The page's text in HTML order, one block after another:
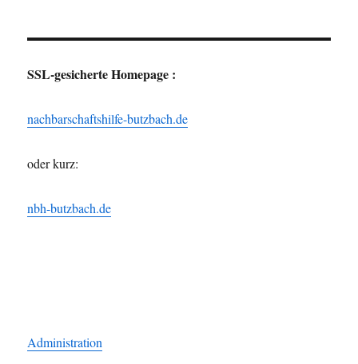
SSL-gesicherte Homepage :
nachbarschaftshilfe-butzbach.de
oder kurz:
nbh-butzbach.de
Administration